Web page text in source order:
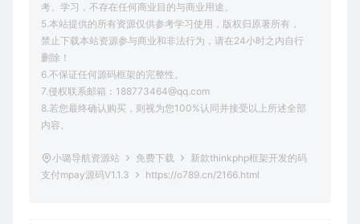
考、学习，不存在任何商业目的与商业用途。
5.本站提供的所有资源仅供参考学习使用，版权归原著所有，
禁止下载本站资源参与商业和非法行为，请在24小时之内自行
删除！
6.不保证任何源码框架的完整性。
7.侵权联系邮箱：188773464@qq.com
8.若您最终确认购买，则视为您100%认同并接受以上所述全部
内容。
小璐导航资源站 免费下载
新款thinkphp框架开发的码
支付mpay源码V1.1.3
https://o789.cn/2166.html